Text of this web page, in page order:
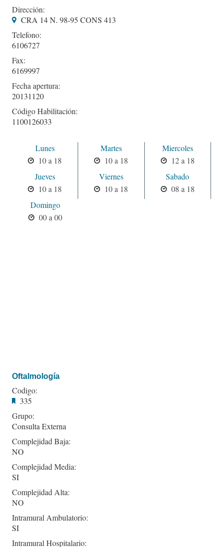
Dirección:
CRA 14 N. 98-95 CONS 413
Telefono:
6106727
Fax:
6169997
Fecha apertura:
20131120
Código Habilitación:
1100126033
Lunes
10 a 18
Martes
10 a 18
Miercoles
12 a 18
Jueves
10 a 18
Viernes
10 a 18
Sabado
08 a 18
Domingo
00 a 00
Oftalmología
Codigo:
335
Grupo:
Consulta Externa
Complejidad Baja:
NO
Complejidad Media:
SI
Complejidad Alta:
NO
Intramural Ambulatorio:
SI
Intramural Hospitalario: